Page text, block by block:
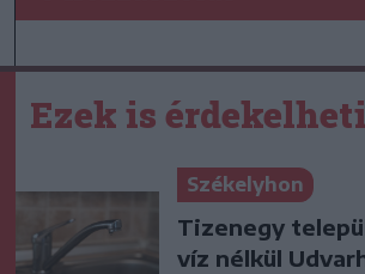
Ezek is
Székelyhon
Tizenegy
víz nélkül